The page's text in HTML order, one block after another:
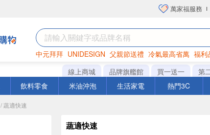
萬家福服務
中元拜拜 UNIDESIGN 父親節送禮 冷氣最高省萬 福利
巧克力 罐頭 衛生紙
線上商城 品牌旗艦館 買一送一 第
飲料零食 米油沖泡 生活家電 熱門3C
/ 蔬適快速
蔬適快速